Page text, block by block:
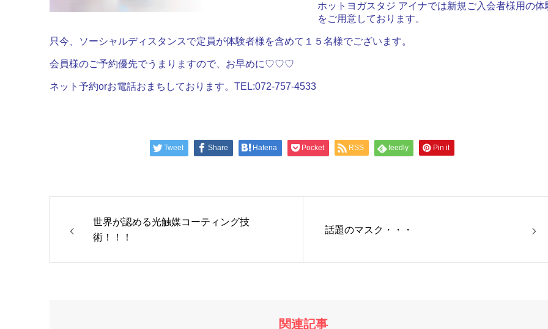
ホットヨガスタジ アイナでは新規ご入会者様用の体
をご用意しております。
只今、ソーシャルディスタンスで定員が体験者様を含めて１５名様でございます。
会員様のご予約優先でうまりますので、お早めに♡♡♡
ネット予約orお電話おまちしております。TEL:072-757-4533
Tweet Share Hatena Pocket RSS feedly Pin it
世界が認める光触媒コーティング技
術！！！
話題のマスク・・・
関連記事